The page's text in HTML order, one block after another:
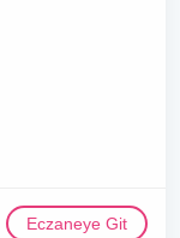
Eczaneye Git